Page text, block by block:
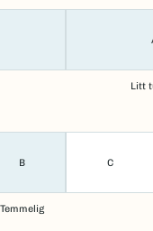
Litt
B
Temmelig
C